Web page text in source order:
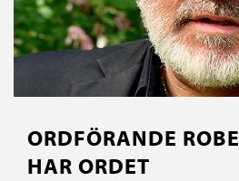
ORDFÖRANDE
HAR ORDET